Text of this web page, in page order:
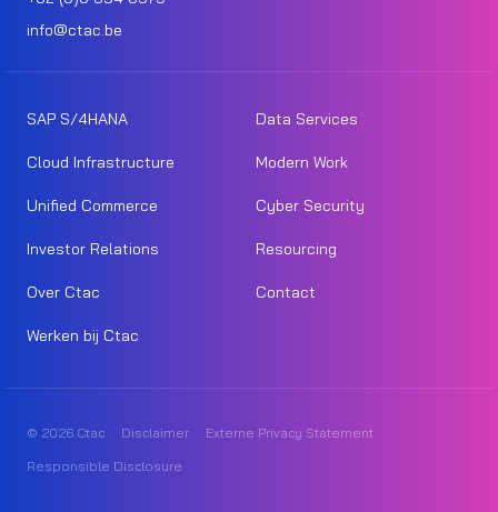
info@ctac.be
SAP S/4HANA Data Services
Cloud Infrastructure Modern Work
Unified Commerce Cyber Security
Investor Relations Resourcing
Over Ctac Contact
Werken bij Ctac
© 2026 Ctac Disclaimer
Externe Privacy Statement
Responsible Disclosure